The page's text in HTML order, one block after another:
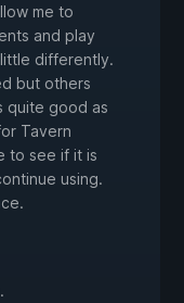
me to
and play
differently.
but others
quite good as
Tavern
to see if it is
using.